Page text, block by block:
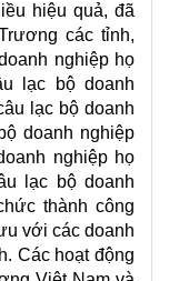
hiệu quả, đã
các tỉnh,
nghiệp họ
lạc bộ doanh
lạc bộ doanh
doanh nghiệp
nghiệp họ
lạc bộ doanh
thành công
với các doanh
Các hoạt động